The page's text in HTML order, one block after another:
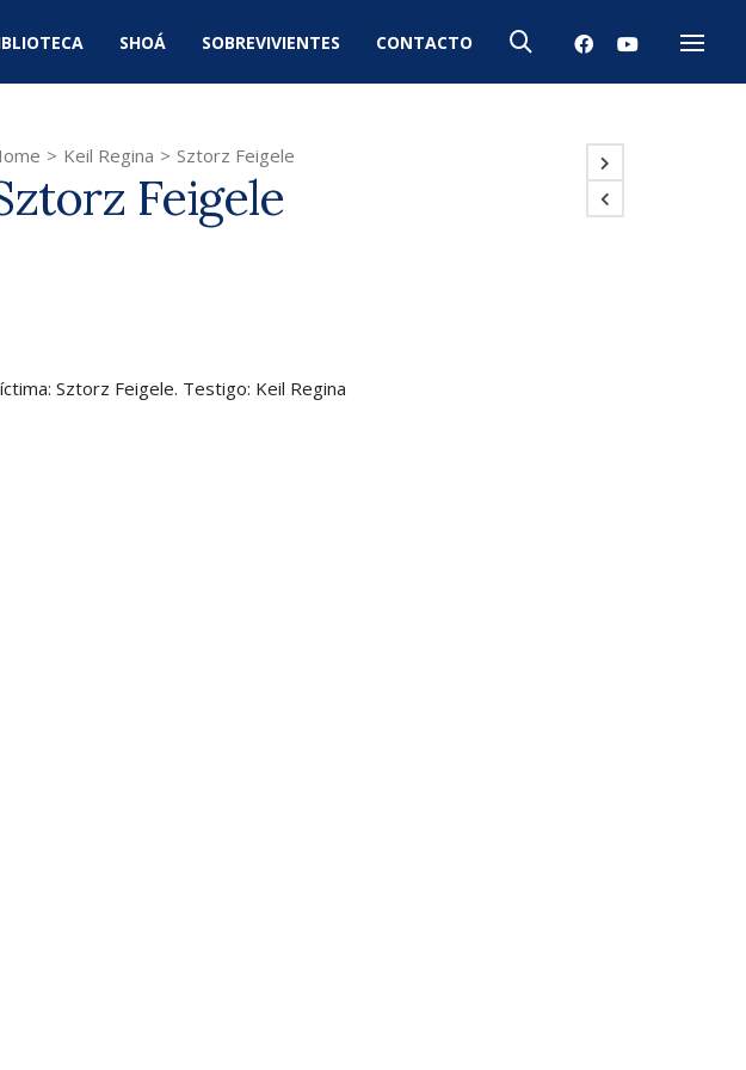
SHOÁ SOBREVIVIENTES CONTACTO
Menú
> Keil Regina > Sztorz Feigele
Feigele
Sztorz Feigele. Testigo: Keil Regina